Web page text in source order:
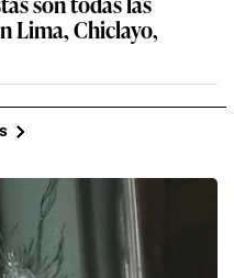
Lima, Chiclayo,